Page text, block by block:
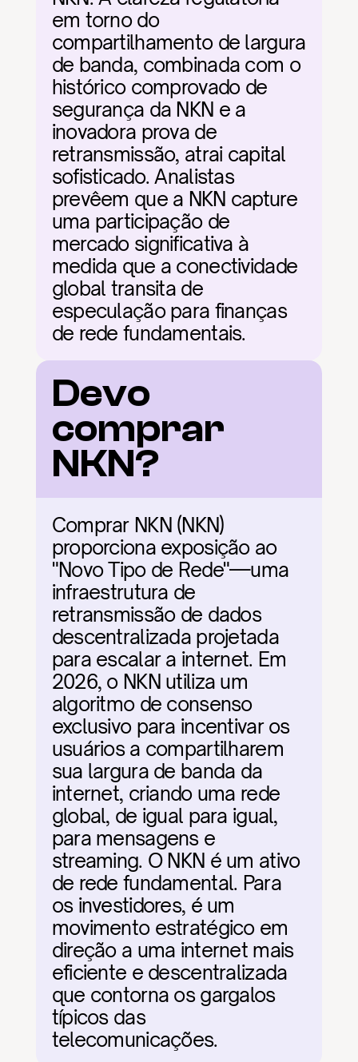
em torno do
compartilhamento de largura
de banda, combinada com o
histórico comprovado de
segurança da NKN e a
inovadora prova de
retransmissão, atrai capital
sofisticado. Analistas
prevêem que a NKN capture
uma participação de
mercado significativa à
medida que a conectividade
global transita de
especulação para finanças
de rede fundamentais.
Devo
comprar
NKN?
Comprar NKN (NKN)
proporciona exposição ao
"Novo Tipo de Rede"—uma
infraestrutura de
retransmissão de dados
descentralizada projetada
para escalar a internet. Em
2026, o NKN utiliza um
algoritmo de consenso
exclusivo para incentivar os
usuários a compartilharem
sua largura de banda da
internet, criando uma rede
global, de igual para igual,
para mensagens e
streaming. O NKN é um ativo
de rede fundamental. Para
os investidores, é um
movimento estratégico em
direção a uma internet mais
eficiente e descentralizada
que contorna os gargalos
típicos das
telecomunicações.